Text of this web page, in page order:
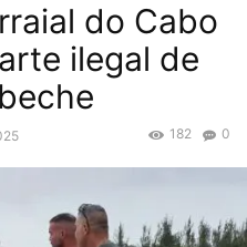
do Cabo
ilegal de
0
182